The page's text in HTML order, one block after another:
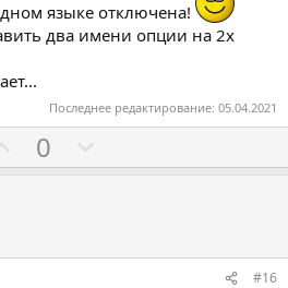
языке отключена!
два имени опции на 2х
Последнее редактирование: 05.04.2021
а
0
р
и
#16